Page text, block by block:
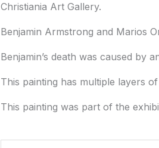
Christiania Art Gallery.
Benjamin Armstrong and Marios
Benjamin’s death was caused by
This painting has multiple layers
This painting was part of the